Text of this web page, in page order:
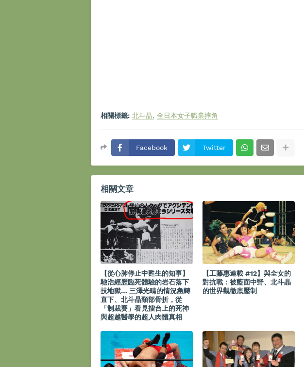
相關標籤: 北斗晶 全日本女子職業摔角
Facebook Twitter
相關文章
【從心肺停止中甦生的知事】
馳浩經歷臨死體驗的岩石落下
技地獄… 三澤光晴的情況急轉
直下、北斗晶頸部骨折，從
「制裁賽」看見擂台上的死神
與超越醫學的超人肉體真相
【工藤惠連載 #12】與全女的
對抗戰：被藍面中野、北斗晶
的世界觀徹底壓制